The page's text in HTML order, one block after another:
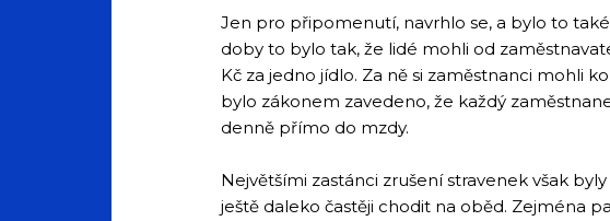
Jen pro připomenutí, navrhlo se, a bylo to
doby to bylo tak, že lidé mohli od
Kč za jedno jídlo. Za ně si zaměstnanci mohli
bylo zákonem zavedeno, že každý
denně přímo do mzdy.
Největšími zastánci zrušení stravenek však
ještě daleko častěji chodit na oběd. Zejména